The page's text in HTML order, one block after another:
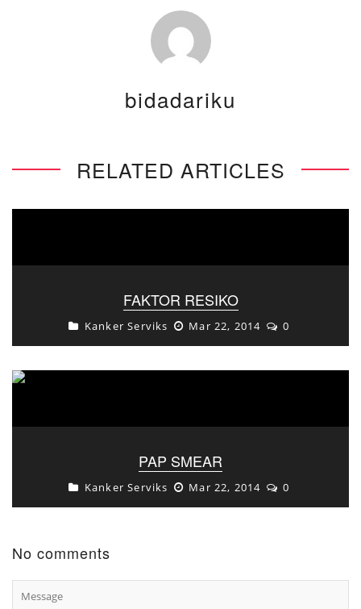
bidadariku
RELATED ARTICLES
FAKTOR RESIKO
Kanker Serviks Mar 22, 2014 0
PAP SMEAR
Kanker Serviks Mar 22, 2014 0
No comments